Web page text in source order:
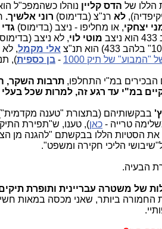
הדס קליין נוהלו כשהמפכ"ל
לא רנ"צ (בדימוס) רוני אלשיך.
יצחקי, או מחליפו - ניצב (בדימוס)
מוטי לוי, לא ניצב
אלי מקמל, לא
של תיק 1000 - בן כספית),
במ"י התחלפו, תרבות השקר,
במ"י עד רגע זה, למרות שכל
טרייה - כאן), טענו, ש"תפירת
את הסטיות הללו בבקשתם "להגנה מן
הליכי חקירה ומשפט".
הבעיה.
של משטרה עבריינית ותופרת